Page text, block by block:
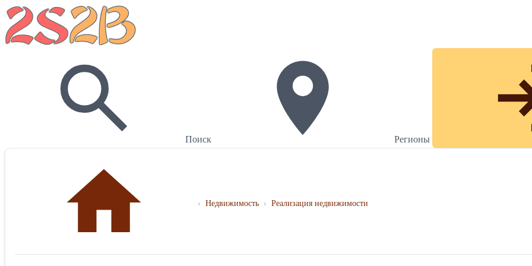
Поиск Регионы
› Недвижимость › Реализация недвижимости